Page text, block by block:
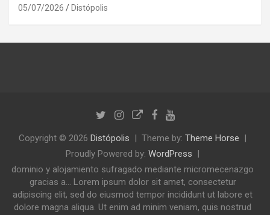
05/07/2026 Distópolis
Copyright © 2026 Distópolis Theme by: Theme Horse
Proudly Powered by: WordPress
dominio y alojamiento sufragado mediante micromecenazgo
gracias a... Lorem ipsum dolor sit amet, consectetur
adipiscing elit, sed do eiusmod tempor incididunt ut labore et
dolore magna aliqua. Ut enim ad minim veniam, quis nostrud